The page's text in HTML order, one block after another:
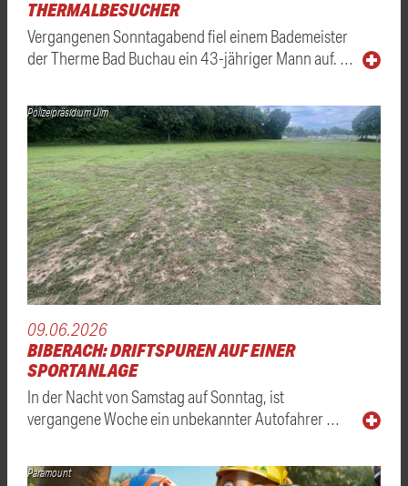
THERMALBESUCHER
Vergangenen Sonntagabend fiel einem Bademeister
der Therme Bad Buchau ein 43-jähriger Mann auf. …
Polizeipräsidium Ulm
09.06.2026
BIBERACH: DRIFTSPUREN AUF EINER
SPORTANLAGE
In der Nacht von Samstag auf Sonntag, ist
vergangene Woche ein unbekannter Autofahrer …
Paramount